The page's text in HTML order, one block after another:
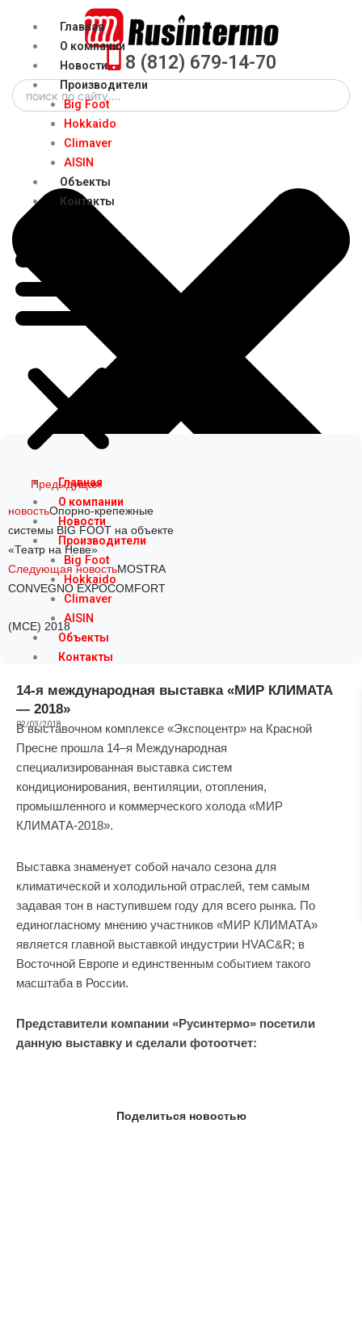
содержимому
Главная
О компании
Новости
Производители
Big Foot
Hokkaido
Climaver
AISIN
Объекты
Контакты
Menu
Главная
О компании
Новости
Производители
Big Foot
Hokkaido
Climaver
AISIN
Объекты
Контакты
8 (812) 679-14-70
Search
Prev
Предыдущая
новостьОпорно-крепежные
системы BIG FOOT на объекте
«Театр на Неве»
Следующая новостьMOSTRA
CONVEGNO EXPOCOMFORT
(MCE) 2018
Next
14-я международная выставка «МИР КЛИМАТА
— 2018»
02/03/2018
В выставочном комплексе «Экспоцентр» на Красной
Пресне прошла 14–я Международная
специализированная выставка систем
кондиционирования, вентиляции, отопления,
промышленного и коммерческого холода «МИР
КЛИМАТА-2018».
Выставка знаменует собой начало сезона для
климатической и холодильной отраслей, тем самым
задавая тон в наступившем году для всего рынка. По
единогласному мнению участников «МИР КЛИМАТА»
является главной выставкой индустрии HVAC&R; в
Восточной Европе и единственным событием такого
масштаба в России.
Представители компании «Русинтермо» посетили
данную выставку и сделали фотоотчет:
Поделиться новостью